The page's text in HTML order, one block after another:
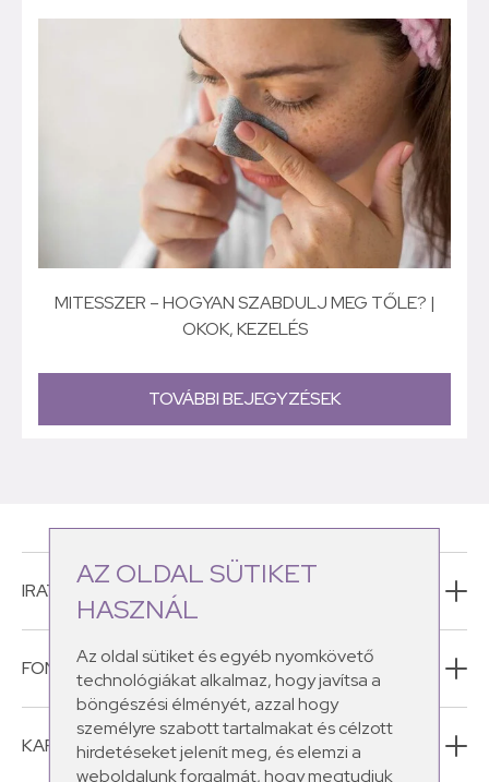
AZ OLDAL SÜTIKET
HASZNÁL
Az oldal sütiket és egyéb nyomkövető
technológiákat alkalmaz, hogy javítsa a
böngészési élményét, azzal hogy
személyre szabott tartalmakat és célzott
hirdetéseket jelenít meg, és elemzi a
weboldalunk forgalmát, hogy megtudjuk
MITESSZER – HOGYAN SZABDULJ MEG TŐLE? |
OKOK, KEZELÉS
TOVÁBBI BEJEGYZÉSEK
IRATKOZZ FEL HÍRLEVELÜNKRE!
FONTOS INFORMÁCIÓK
KAPCSOLAT